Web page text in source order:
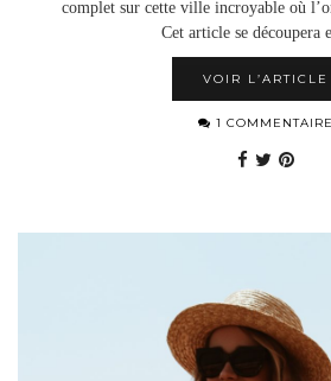
complet sur cette ville incroyable où
Cet article se découpera
VOIR L’ARTICLE
1 COMMENTAIRE